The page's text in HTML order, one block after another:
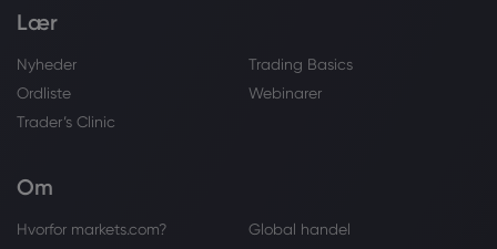
Lær
Nyheder
Trading Basics
Ordliste
Webinarer
Trader’s Clinic
Om
Hvorfor markets.com?
Global handel